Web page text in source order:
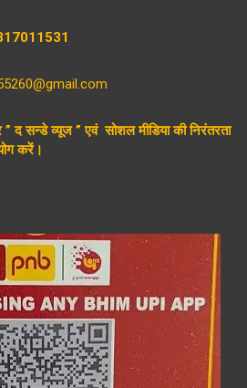
” द सन्डे व्यूज ” एवं सोशल मीडिया की निरंतरता
करें।